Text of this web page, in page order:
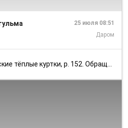
25 июля 08:51
Даром
куртки, р. 152. Обращаться в лс